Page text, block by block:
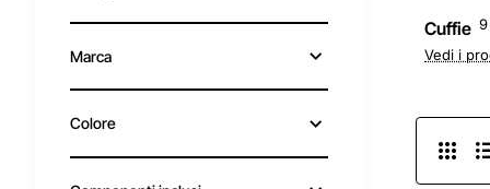
Marca
Colore
Cuffie 9
Vedi i